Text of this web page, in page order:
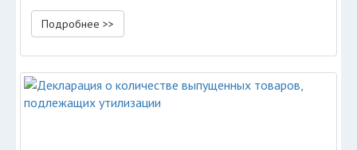
Подробнее >>